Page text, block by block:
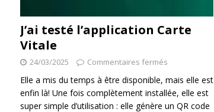
J’ai testé l’application Carte
Vitale
24/03/2025 Commentaires fermés
Elle a mis du temps à être disponible, mais elle est
enfin là! Une fois complètement installée, elle est
super simple d’utilisation : elle génère un QR code